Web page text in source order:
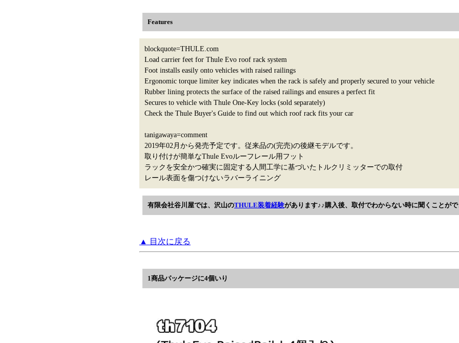
Features
blockquote=THULE.com
Load carrier feet for Thule Evo roof rack system
Foot installs easily onto vehicles with raised railings
Ergonomic torque limiter key indicates when the rack is safely and properly secured to your vehicle
Rubber lining protects the surface of the raised railings and ensures a perfect fit
Secures to vehicle with Thule One-Key locks (sold separately)
Check the Thule Buyer's Guide to find out which roof rack fits your car
tanigawaya=comment
2019年02月から発売予定です。従来品の(完売)の後継モデルです。
取り付けが簡単なThule Evoルーフレール用フット
ラックを安全かつ確実に固定する人間工学に基づいたトルクリミッターでの取付
レール表面を傷つけないラバーライニング
有限会社谷川屋では、沢山のTHULE装着経験があります♪♪購入後、取付でわからない時に聞くことがで
▲ 目次に戻る
1商品パッケージに4個いり